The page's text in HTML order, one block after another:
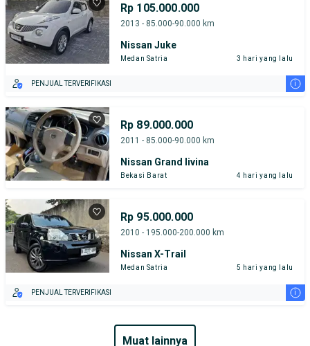
Rp 105.000.000
2013 - 85.000-90.000 km
Nissan Juke
Medan Satria 3 hari yang lalu
PENJUAL TERVERIFIKASI i
Rp 89.000.000
2011 - 85.000-90.000 km
Nissan Grand livina
Bekasi Barat 4 hari yang lalu
Rp 95.000.000
2010 - 195.000-200.000 km
Nissan X-Trail
Medan Satria 5 hari yang lalu
PENJUAL TERVERIFIKASI i
muat lainnya